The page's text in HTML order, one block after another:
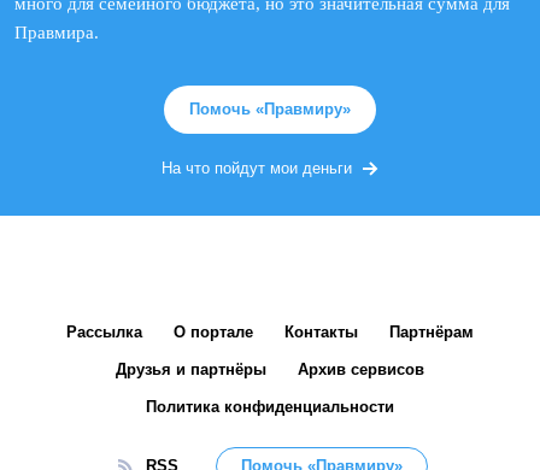
Правмира.
Помочь «Правмиру»
На что пойдут мои деньги
Рассылка О портале Контакты Партнёрам
Друзья и партнёры Архив сервисов
Политика конфиденциальности
RSS Помочь «Правмиру»